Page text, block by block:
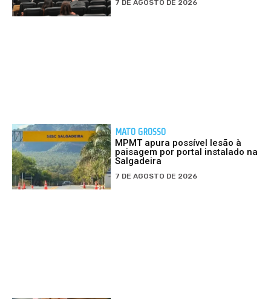
7 DE AGOSTO DE 2026
MATO GROSSO
MPMT apura possível lesão à
paisagem por portal instalado na
Salgadeira
7 DE AGOSTO DE 2026